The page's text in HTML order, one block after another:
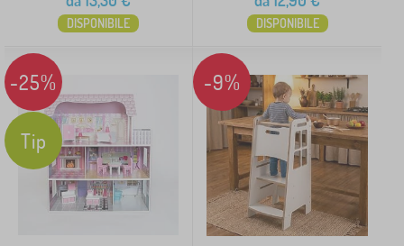
DISPONIBILE DISPONIBILE
-25%
Tip
-9%